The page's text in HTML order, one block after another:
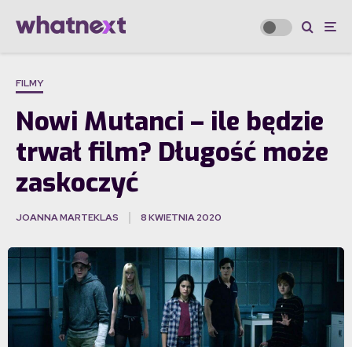
FILMY
Nowi Mutanci – ile będzie
trwał film? Długość może
zaskoczyć
JOANNA MARTEKLAS 8 KWIETNIA 2020